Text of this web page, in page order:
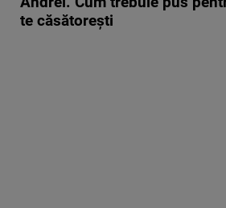
te căsătorești